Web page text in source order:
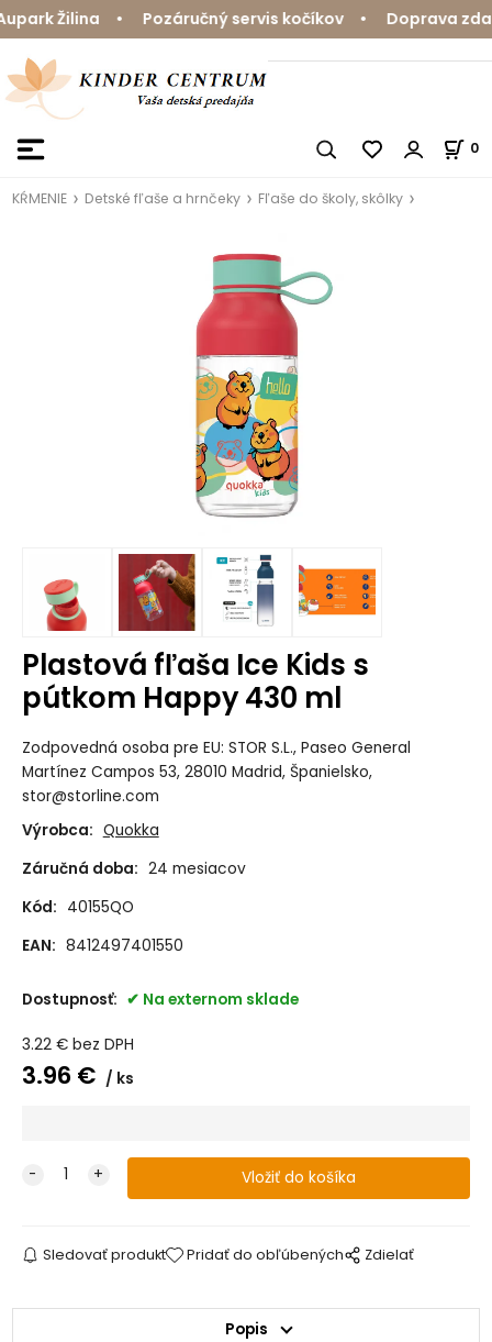
Žilina • Pozáručný servis kočíkov • Doprava
0
KŔMENIE Detské fľaše a hrnčeky Fľaše do školy, skôlky
Plastová fľaša Ice Kids s
pútkom Happy 430 ml
Zodpovedná osoba pre EU: STOR S.L., Paseo General
Martínez Campos 53, 28010 Madrid, Španielsko,
stor@storline.com
Výrobca: Quokka
Záručná doba: 24 mesiacov
Kód: 40155QO
EAN: 8412497401550
Dostupnosť: Na externom sklade
3.22€ bez DPH
3.96 € ks
Sledovať produkt Pridať do obľúbených Zdielať
Popis